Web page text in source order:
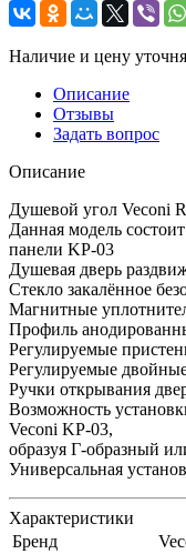
Наличие и цену
Описание
Отзывы
Задать вопрос
Описание
Душевой угол Veconi
Данная модель
панели KP-03
Душевая дверь
Стекло закалённое
Магнитные
Профиль
Регулируемые
Регулируемые
Ручки открывания
Возможность
Veconi KP-03,
образуя Г-образный
Универсальная
Характеристики
Бренд